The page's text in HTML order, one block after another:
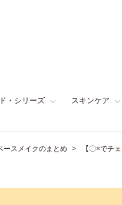
・シリーズ スキンケア
ースメイクのまとめ 【〇×でチ